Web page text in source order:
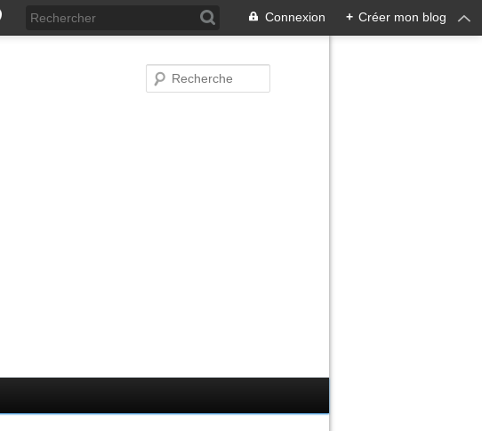
Connexion + Créer mon blog